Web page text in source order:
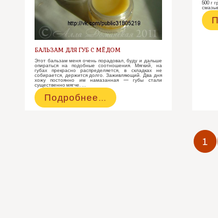
БАЛЬЗАМ ДЛЯ ГУБ С МЁДОМ
Этот бальзам меня очень порадовал, буду и дальше
опираться на подобные соотношения. Мягкий, на
губах прекрасно распределяется, в складках не
собирается, держится долго. Заживляющий. Два дня
хожу постоянно им намазанная — губы стали
существенно мягче. …
Бальзам
для
Подробнее…
500 г
1